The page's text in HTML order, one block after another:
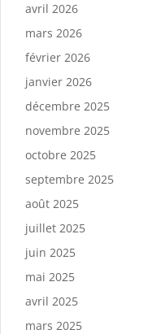
avril 2026
mars 2026
février 2026
janvier 2026
décembre 2025
novembre 2025
octobre 2025
septembre 2025
août 2025
juillet 2025
juin 2025
mai 2025
avril 2025
mars 2025